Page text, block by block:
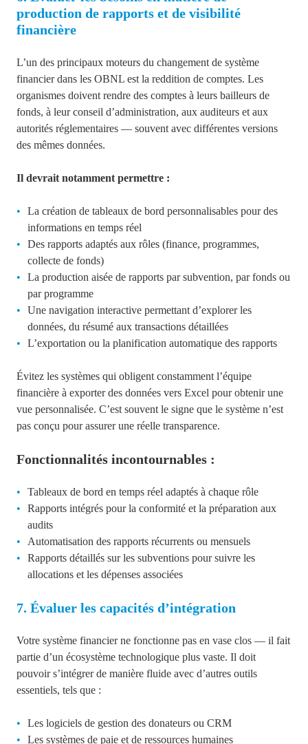
production de rapports et de visibilité
financière
L’un des principaux moteurs du changement de système
financier dans les OBNL est la reddition de comptes. Les
organismes doivent rendre des comptes à leurs bailleurs de
fonds, à leur conseil d’administration, aux auditeurs et aux
autorités réglementaires — souvent avec différentes versions
des mêmes données.
Il devrait notamment permettre :
La création de tableaux de bord personnalisables pour des
informations en temps réel
Des rapports adaptés aux rôles (finance, programmes,
collecte de fonds)
La production aisée de rapports par subvention, par fonds ou
par programme
Une navigation interactive permettant d’explorer les
données, du résumé aux transactions détaillées
L’exportation ou la planification automatique des rapports
Évitez les systèmes qui obligent constamment l’équipe
financière à exporter des données vers Excel pour obtenir une
vue personnalisée. C’est souvent le signe que le système n’est
pas conçu pour assurer une réelle transparence.
Fonctionnalités incontournables :
Tableaux de bord en temps réel adaptés à chaque rôle
Rapports intégrés pour la conformité et la préparation aux
audits
Automatisation des rapports récurrents ou mensuels
Rapports détaillés sur les subventions pour suivre les
allocations et les dépenses associées
7. Évaluer les capacités d’intégration
Votre système financier ne fonctionne pas en vase clos — il fait
partie d’un écosystème technologique plus vaste. Il doit
pouvoir s’intégrer de manière fluide avec d’autres outils
essentiels, tels que :
Les logiciels de gestion des donateurs ou CRM
Les systèmes de paie et de ressources humaines